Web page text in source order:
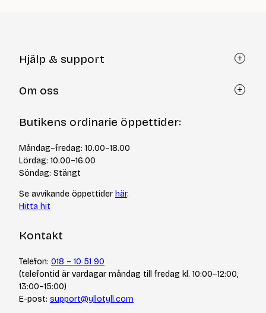
Hjälp & support
Återköp via formulär
Frågor och svar
Cookiepolicy
Integritetspolicy
Om oss
Om Yllotyll
Kurser & events
Tips & tekniker
Varumärken
Jobba hos oss
Butikens ordinarie öppettider:
Måndag–fredag: 10.00–18.00
Lördag: 10.00–16.00
Söndag: Stängt
Se avvikande öppettider här.
Hitta hit
Kontakt
Telefon: 018 – 10 51 90
(telefontid är vardagar måndag till fredag kl. 10:00–12:00,
13:00–15:00)
E-post: support@yllotyll.com